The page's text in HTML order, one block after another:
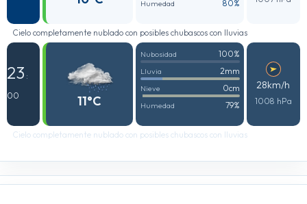
Humedad 80%
Cielo completamente nublado con posibles chubascos con lluvias
23 :
00
11°C
Nubosidad 100%
Lluvia 2mm
Nieve 0cm
Humedad 79%
28km/h
1008 hPa
Cielo completamente nublado con posibles chubascos con lluvias